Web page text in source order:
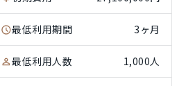
最低利用期間 3ヶ月
最低利用人数 1,000人